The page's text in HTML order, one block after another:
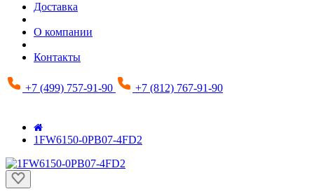
Доставка
О компании
Контакты
+7 (499) 757-91-90 +7 (812) 767-91-90
1FW6150-0PB07-4FD2